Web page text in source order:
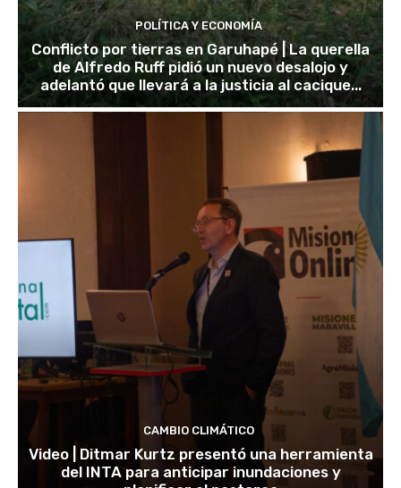
POLÍTICA Y ECONOMÍA
Conflicto por tierras en Garuhapé | La querella
de Alfredo Ruff pidió un nuevo desalojo y
adelantó que llevará a la justicia al cacique...
CAMBIO CLIMÁTICO
Video | Ditmar Kurtz presentó una herramienta
del INTA para anticipar inundaciones y